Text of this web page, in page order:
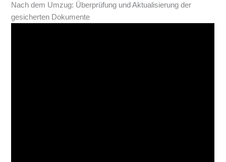
Nach dem Umzug: Überprüfung und Aktualisierung der
gesicherten Dokumente